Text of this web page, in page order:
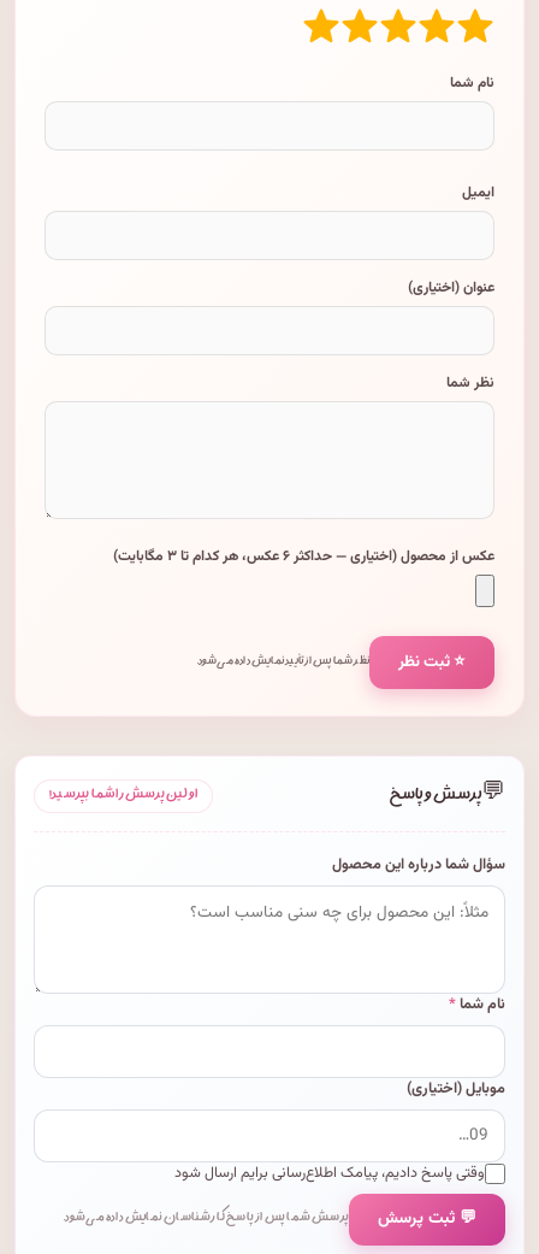
نام شما
ایمیل
عنوان (اختیاری)
نظر شما
عکس از محصول (اختیاری — حداکثر ۶ عکس، هر کدام تا ۳ مگابایت)
⭐ ثبت نظر نظر شما پس از تأیید نمایش داده می‌شود.
💬پرسش و پاسخ اولین پرسش را شما بپرسید!
سؤال شما درباره این محصول
نام شما*
موبایل (اختیاری)
وقتی پاسخ دادیم، پیامک اطلاع‌رسانی برایم ارسال شود
💬 ثبت پرسش پرسش شما پس از پاسخ کارشناسان نمایش داده می‌شود.